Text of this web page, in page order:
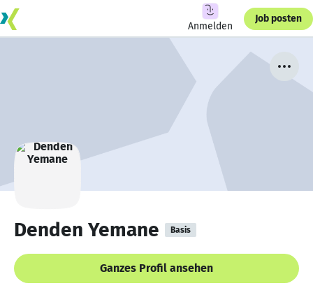
Anmelden
Job posten
Denden Yemane Basis
Ganzes Profil ansehen